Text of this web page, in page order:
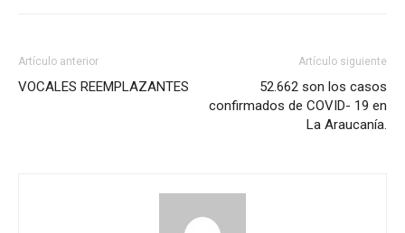
Artículo anterior
VOCALES REEMPLAZANTES
Artículo siguiente
52.662 son los casos
confirmados de COVID- 19 en
La Araucanía.